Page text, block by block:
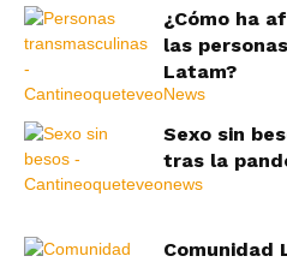
¿Cómo ha
las
Latam?
Sexo sin
tras la
Comunidad